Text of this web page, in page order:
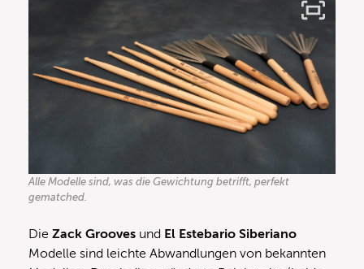
Alle Modelle sind, was die Gewichtung betrifft, perfekt
gematched.
Die Zack Grooves und El Estebario Siberiano
Modelle sind leichte Abwandlungen von bekannten